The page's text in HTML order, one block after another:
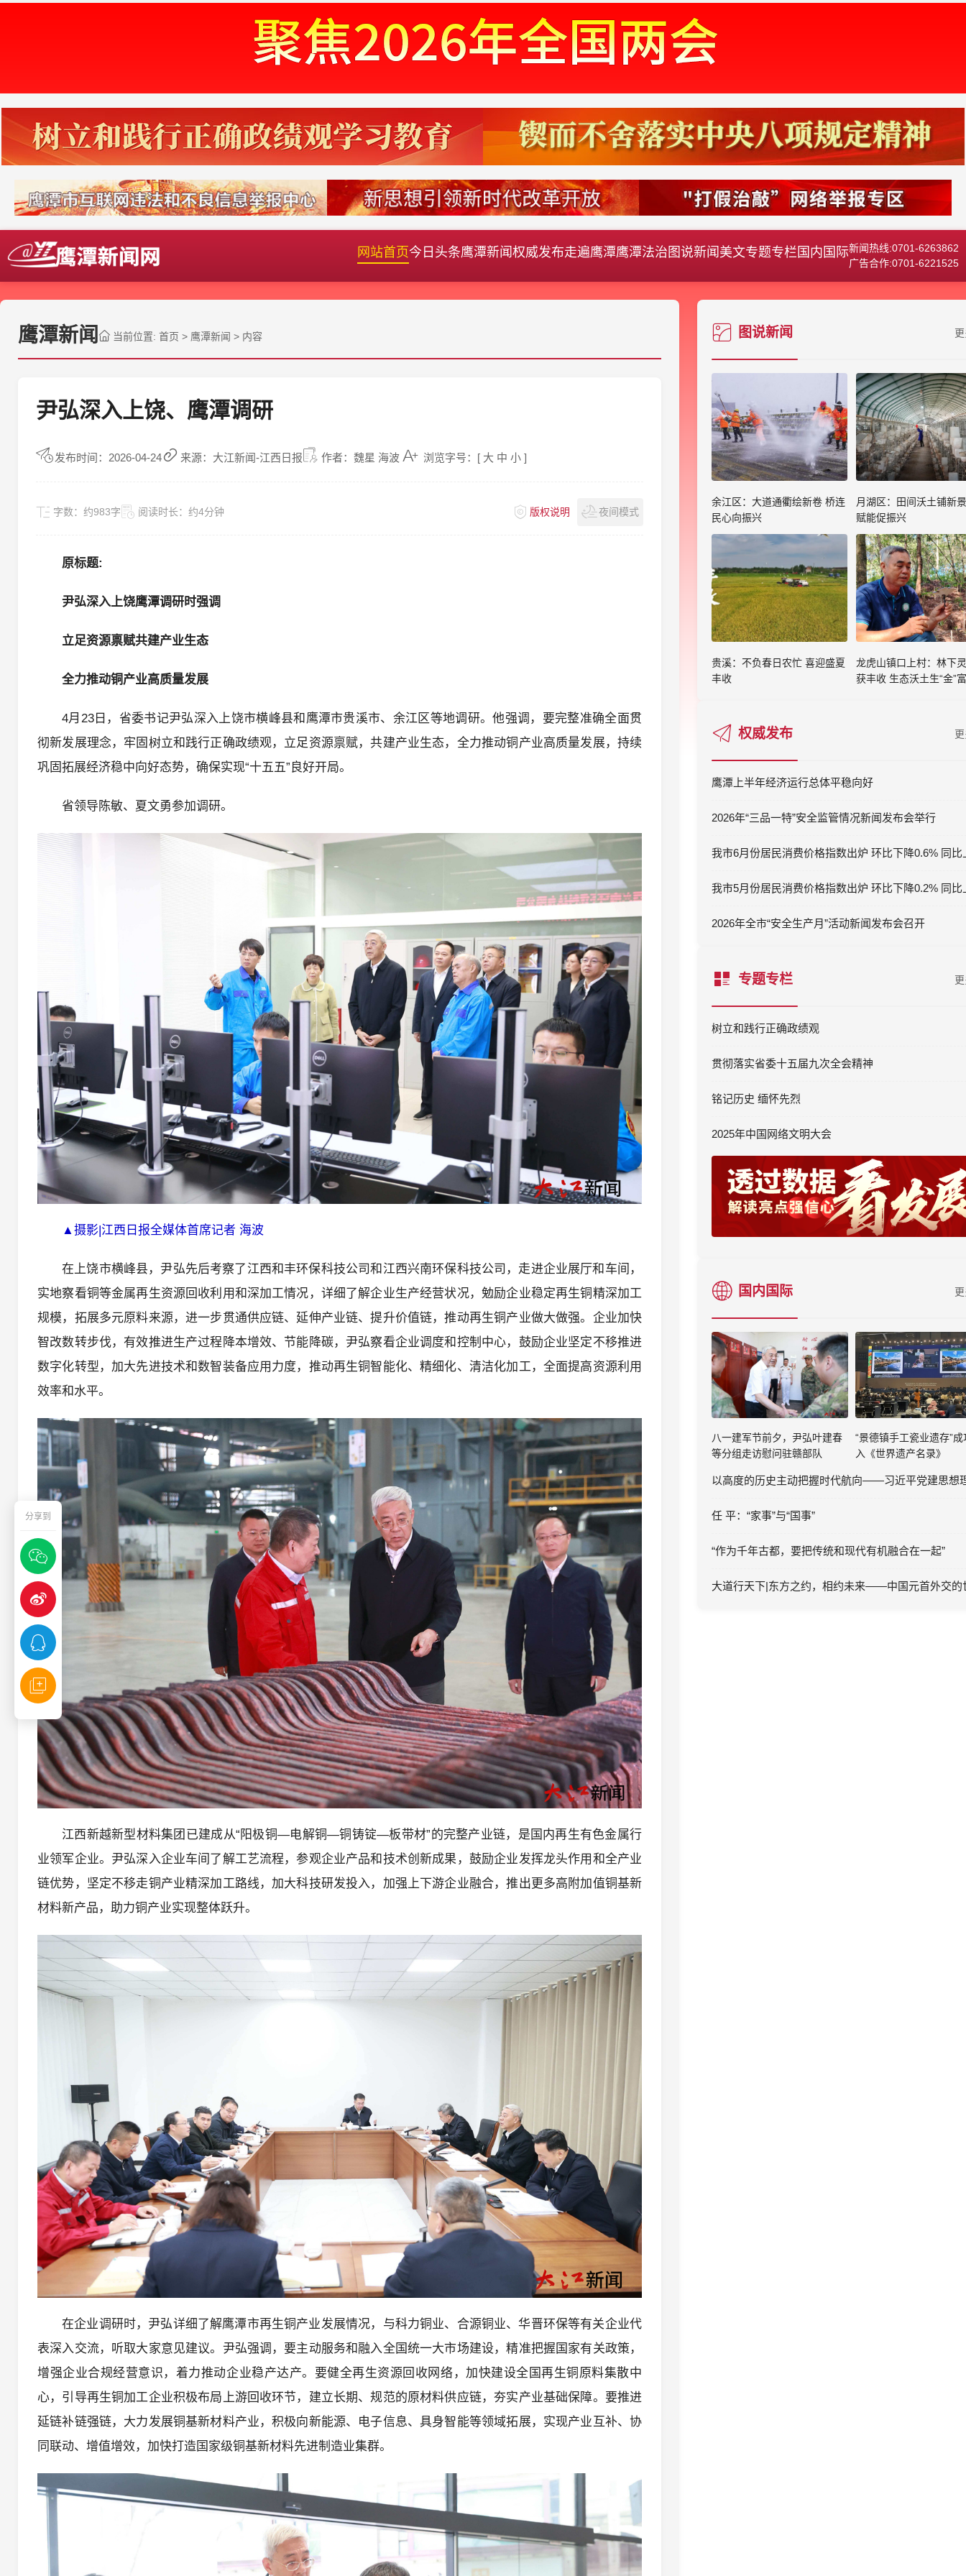
网站首页今日头条鹰潭新闻 权威发布走遍鹰潭鹰潭法治 图说新闻 美文专题专栏 国内国际新闻热线:0701-6263862
广告合作:0701-6221525
分享到
鹰潭新闻 当前位置: 首页 > 鹰潭新闻 > 内容
尹弘深入上饶、鹰潭调研
发布时间：2026-04-24 来源：大江新闻-江西日报 作者：魏星 海波 浏览字号：[ 大 中 小 ]
字数： 约983字 阅读时长： 约4分钟 版权说明 夜间模式
原标题:
尹弘深入上饶鹰潭调研时强调
立足资源禀赋共建产业生态
全力推动铜产业高质量发展
4月23日，省委书记尹弘深入上饶市横峰县和鹰潭市贵溪市、余江区等地调研。他强调，要完整准确全面贯
彻新发展理念，牢固树立和践行正确政绩观，立足资源禀赋，共建产业生态，全力推动铜产业高质量发展，持续
巩固拓展经济稳中向好态势，确保实现“十五五”良好开局。
省领导陈敏、夏文勇参加调研。
▲摄影|江西日报全媒体首席记者 海波
在上饶市横峰县，尹弘先后考察了江西和丰环保科技公司和江西兴南环保科技公司，走进企业展厅和车间，
实地察看铜等金属再生资源回收利用和深加工情况，详细了解企业生产经营状况，勉励企业稳定再生铜精深加工
规模，拓展多元原料来源，进一步贯通供应链、延伸产业链、提升价值链，推动再生铜产业做大做强。企业加快
智改数转步伐，有效推进生产过程降本增效、节能降碳，尹弘察看企业调度和控制中心，鼓励企业坚定不移推进
数字化转型，加大先进技术和数智装备应用力度，推动再生铜智能化、精细化、清洁化加工，全面提高资源利用
效率和水平。
江西新越新型材料集团已建成从“阳极铜—电解铜—铜铸锭—板带材”的完整产业链，是国内再生有色金属行
业领军企业。尹弘深入企业车间了解工艺流程，参观企业产品和技术创新成果，鼓励企业发挥龙头作用和全产业
链优势，坚定不移走铜产业精深加工路线，加大科技研发投入，加强上下游企业融合，推出更多高附加值铜基新
材料新产品，助力铜产业实现整体跃升。
在企业调研时，尹弘详细了解鹰潭市再生铜产业发展情况，与科力铜业、合源铜业、华晋环保等有关企业代
表深入交流，听取大家意见建议。尹弘强调，要主动服务和融入全国统一大市场建设，精准把握国家有关政策，
增强企业合规经营意识，着力推动企业稳产达产。要健全再生资源回收网络，加快建设全国再生铜原料集散中
心，引导再生铜加工企业积极布局上游回收环节，建立长期、规范的原材料供应链，夯实产业基础保障。要推进
延链补链强链，大力发展铜基新材料产业，积极向新能源、电子信息、具身智能等领域拓展，实现产业互补、协
同联动、增值增效，加快打造国家级铜基新材料先进制造业集群。
图说新闻
余江区：大道通衢绘新卷 桥连
民心向振兴
月湖区：田间沃土铺新
赋能促振兴
贵溪：不负春日农忙 喜迎盛夏
丰收
龙虎山镇口上村：林下
获丰收 生态沃土生“金”
权威发布
鹰潭上半年经济运行总体平稳向好
2026年“三品一特”安全监管情况新闻发布会举行
2026年全市“安全生产月”活动新闻发布会召开
专题专栏
树立和践行正确政绩观
贯彻落实省委十五届九次全会精神
铭记历史 缅怀先烈
2025年中国网络文明大会
国内国际
八一建军节前夕，尹弘叶建春
等分组走访慰问驻赣部队
“景德镇手工瓷业遗存”成
入《世界遗产名录》
任 平：“家事”与“国事”
“作为千年古都，要把传统和现代有机融合在一起”